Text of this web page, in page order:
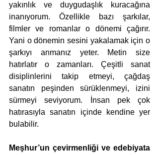
yakınlık ve duygudaşlık kuracağına
inanıyorum. Özellikle bazı şarkılar,
filmler ve romanlar o dönemi çağırır.
Yani o dönemin sesini yakalamak için o
şarkıyı anmanız yeter. Metin size
hatırlatır o zamanları. Çeşitli sanat
disiplinlerini takip etmeyi, çağdaş
sanatın peşinden sürüklenmeyi, izini
sürmeyi seviyorum. İnsan pek çok
hatırasıyla sanatın içinde kendine yer
bulabilir.
Meşhur’un çevirmenliği ve edebiyata